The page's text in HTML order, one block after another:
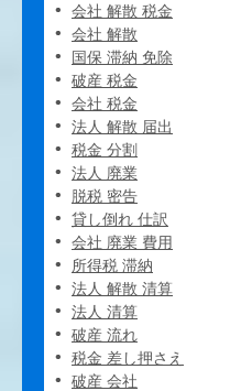
会社 解散 税金
会社 解散
国保 滞納 免除
破産 税金
会社 税金
法人 解散 届出
税金 分割
法人 廃業
脱税 密告
貸し倒れ 仕訳
会社 廃業 費用
所得税 滞納
法人 解散 清算
法人 清算
破産 流れ
税金 差し押さえ
破産 会社